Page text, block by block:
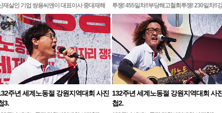
재살인 기업 쌍용씨앤이 대표이사 중대재해
업처벌법 강력처벌 촉구민주노총 강원지역본
무기한 피켓시위 14일차고용노동부 강원지
앞 1인시위 진…
투쟁! 455일차!!부당해고철회투쟁! 230일차!!강
릉ㆍ…
주년 세계노동절 강원지역대회 사진
3.
132주년 세계노동절 강원지역대회 사
첩2.